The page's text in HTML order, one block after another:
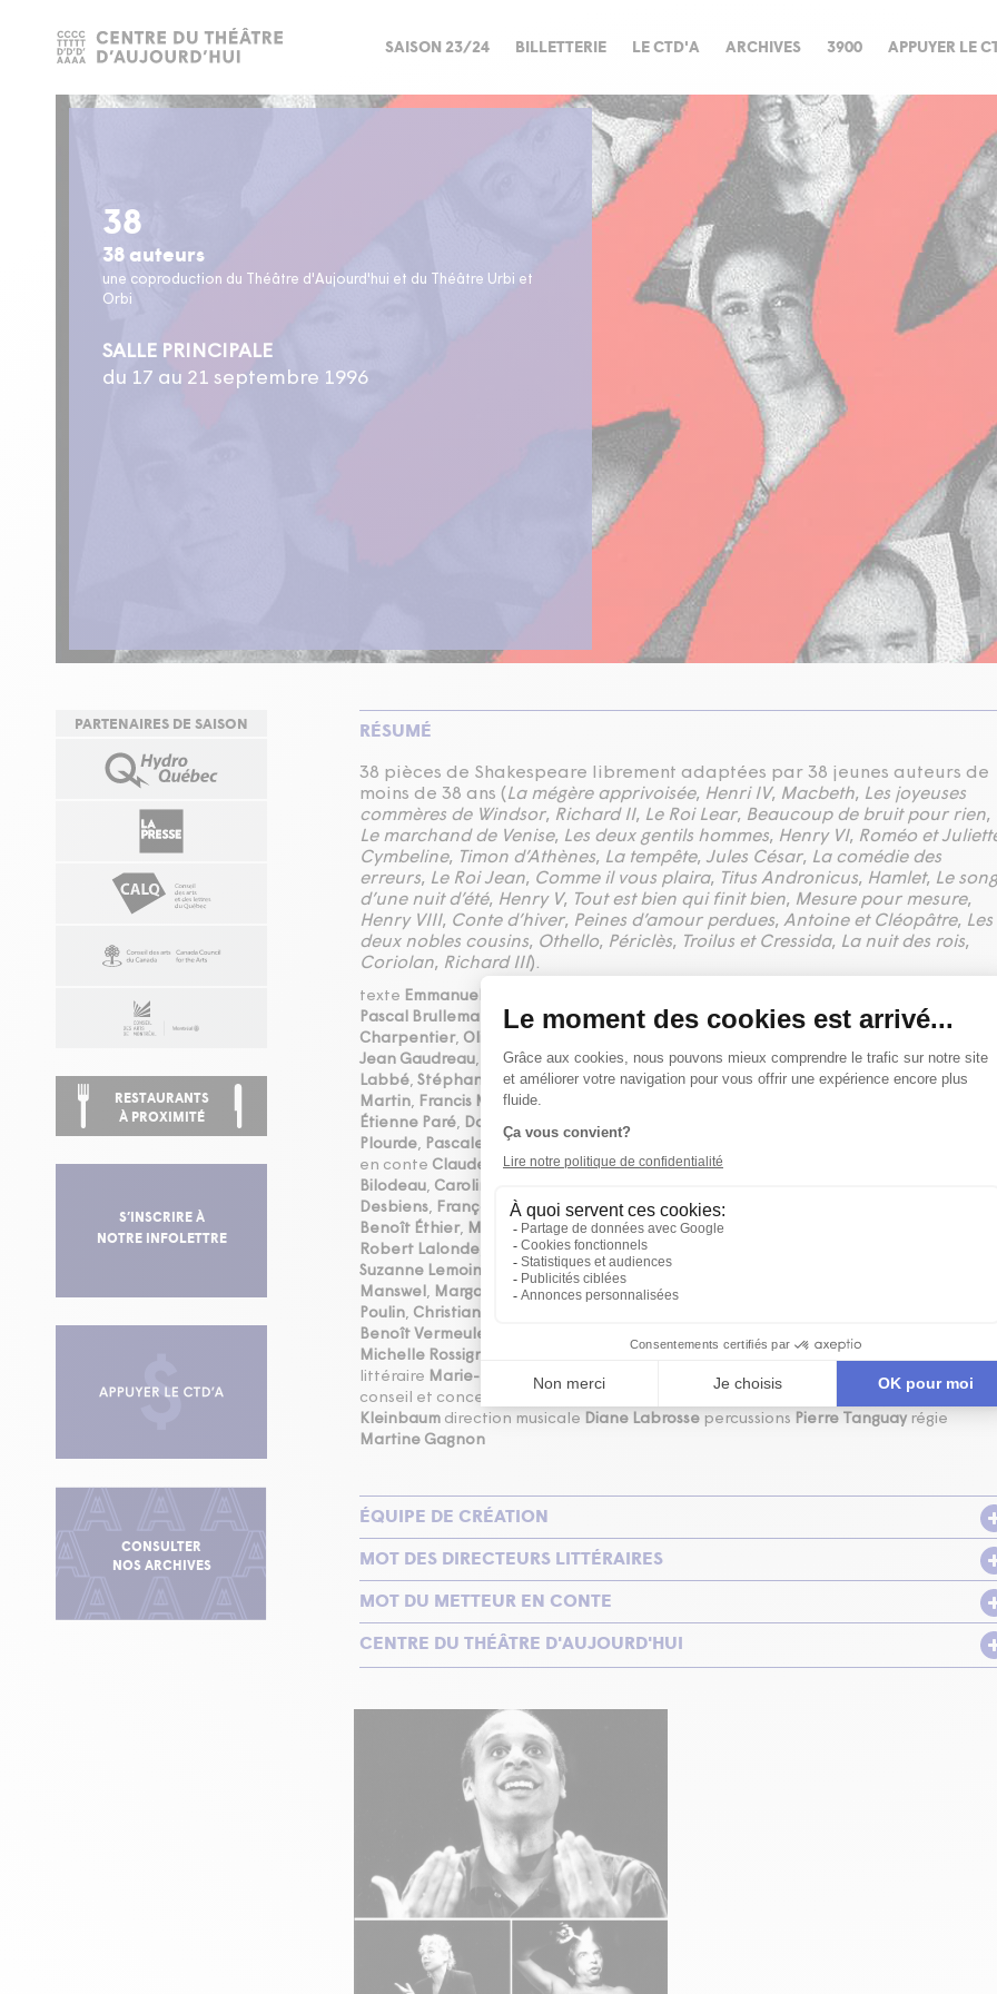
SAISON 23/24 BILLETTERIE LE CTD'A ARCHIVES 3900 APPUYER LE
38
38 auteurs
une coproduction du Théâtre d'Aujourd'hui et du Théâtre Urbi et
Orbi
SALLE PRINCIPALE
du 17 au 21 septembre 1996
PARTENAIRES DE SAISON
RESTAURANTS
À PROXIMITÉ
S’INSCRIRE À
NOTRE INFOLETTRE
CONSULTER
NOS ARCHIVES
RÉSUMÉ
38 pièces de Shakespeare librement adaptées par 38 jeunes auteurs de
moins de 38 ans (La mégère apprivoisée, Henri IV, Macbeth, Les joyeuses
commères de Windsor, Richard II, Le Roi Lear, Beaucoup de bruit pour rien,
Le marchand de Venise, Les deux gentils hommes, Henry VI, Roméo et
Cymbeline, Timon d’Athènes, La tempête, Jules César, La comédie des
erreurs, Le Roi Jean, Comme il vous plaira, Titus Andronicus, Hamlet, Le
d’une nuit d’été, Henry V, Tout est bien qui finit bien, Mesure pour mesure,
Henry VIII, Conte d’hiver, Peines d’amour perdues, Antoine et Cléopâtre, Les
deux nobles cousins, Othello, Périclès, Troilus et Cressida, La nuit des rois,
Coriolan, Richard III).
texte Emmanuelle Amoni
Pascal Brullemans
Chantal Cadieux,Claude Champagne,Dominic Champagne
Charpentier, Olivier Choinière
Jean Gaudreau, Jean-Rock Gaudreault,Christine Germain,Isabelle Hubert ,Jérôme
Labbé, Stéphane Laporte,Anne Legault,Pierre-Yves Lemieux,Patrick Leroux,Alexis
Martin, Francis Monty,Michel Monty
Étienne Paré, Dominick Parenteau-Lebeuf
Plourde, Pascale Rafie
en conte Claude Poissant interprétationAnnick Bergeron
Bilodeau, Caroline Binet
Desbiens, Françoise Deschênes,Nadine Desrochers
Benoît Éthier, Martine Francke,Benoît Girard,Anne-Sylvie Gosselin
Robert Lalonde
Roger La Rue,Dominic LaVallée
Suzanne Lemoine
Michel LeRoux,François L'Espérance
Manswel, Margaret McBrearty,Jean-Sébastien Ouellette
Poulin, Christiane Proulx
Benoît Vermeulen
Hélène Boissinot
direction artistique
Michelle Rossignol
direction artistique et interprétation Stéphane F. Jacques
littéraire Marie-Hélène Gagnon direction littéraire et interprétation Yvan Bienvenue
conseil et conception générale
Kleinbaum direction musicale Diane Labrosse percussions Pierre Tanguay régie
Martine Gagnon
ÉQUIPE DE CRÉATION
MOT DES DIRECTEURS LITTÉRAIRES
MOT DU METTEUR EN CONTE
CENTRE DU THÉÂTRE D'AUJOURD'HUI